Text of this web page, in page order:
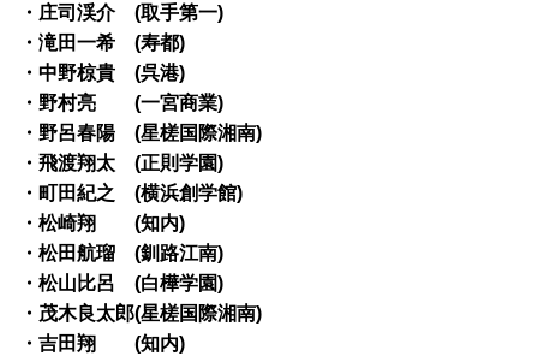
・庄司渓介 (取手第一)
・滝田一希 (寿都)
・中野椋貴 (呉港)
・野村亮 (一宮商業)
・野呂春陽 (星槎国際湘南)
・飛渡翔太 (正則学園)
・町田紀之 (横浜創学館)
・松崎翔 (知内)
・松田航瑠 (釧路江南)
・松山比呂 (白樺学園)
・茂木良太郎(星槎国際湘南)
・吉田翔 (知内)